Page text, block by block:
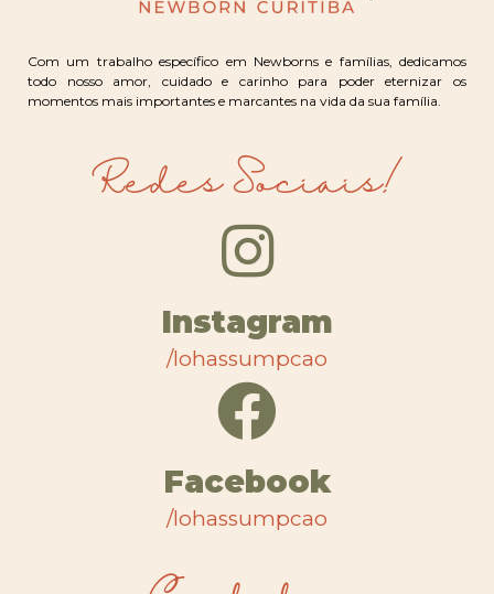
Com um trabalho específico em Newborns e famílias, dedicamos
todo nosso amor, cuidado e carinho para poder eternizar os
momentos mais importantes e marcantes na vida da sua família.
Redes Sociais!
Instagram
/lohassumpcao
Facebook
/lohassumpcao